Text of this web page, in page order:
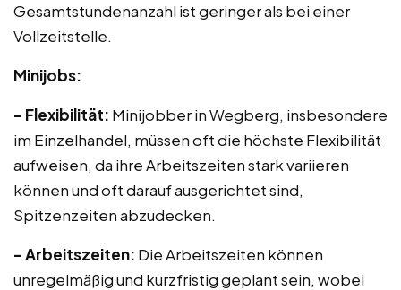
Gesamtstundenanzahl ist geringer als bei einer
Vollzeitstelle.
Minijobs:
– Flexibilität: Minijobber in Wegberg, insbesondere
im Einzelhandel, müssen oft die höchste Flexibilität
aufweisen, da ihre Arbeitszeiten stark variieren
können und oft darauf ausgerichtet sind,
Spitzenzeiten abzudecken.
– Arbeitszeiten: Die Arbeitszeiten können
unregelmäßig und kurzfristig geplant sein, wobei